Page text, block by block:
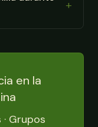
en la
Grupos